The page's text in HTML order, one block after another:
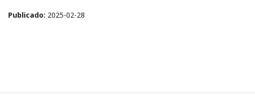
Publicado: 2025-02-28